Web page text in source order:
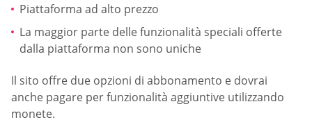
Piattaforma ad alto prezzo
La maggior parte delle funzionalità speciali offerte
dalla piattaforma non sono uniche
Il sito offre due opzioni di abbonamento e dovrai
anche pagare per funzionalità aggiuntive utilizzando
monete.